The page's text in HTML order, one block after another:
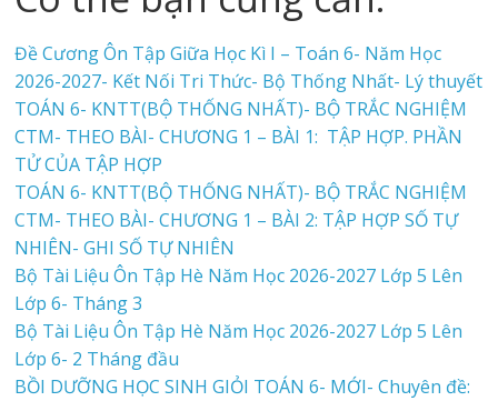
Đề Cương Ôn Tập Giữa Học Kì I – Toán 6- Năm Học
2026-2027- Kết Nối Tri Thức- Bộ Thống Nhất- Lý thuyết
TOÁN 6- KNTT(BỘ THỐNG NHẤT)- BỘ TRẮC NGHIỆM
CTM- THEO BÀI- CHƯƠNG 1 – BÀI 1: TẬP HỢP. PHẦN
TỬ CỦA TẬP HỢP
TOÁN 6- KNTT(BỘ THỐNG NHẤT)- BỘ TRẮC NGHIỆM
CTM- THEO BÀI- CHƯƠNG 1 – BÀI 2: TẬP HỢP SỐ TỰ
NHIÊN- GHI SỐ TỰ NHIÊN
Bộ Tài Liệu Ôn Tập Hè Năm Học 2026-2027 Lớp 5 Lên
Lớp 6- Tháng 3
Bộ Tài Liệu Ôn Tập Hè Năm Học 2026-2027 Lớp 5 Lên
Lớp 6- 2 Tháng đầu
BỒI DƯỠNG HỌC SINH GIỎI TOÁN 6- MỚI- Chuyên đề: